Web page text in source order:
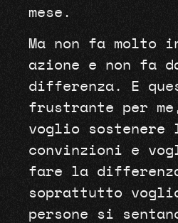
mese.
Ma non fa molto
azione e non fa
differenza. E
frustrante per
voglio sostenere
convinzioni e
fare la
soprattutto
persone si